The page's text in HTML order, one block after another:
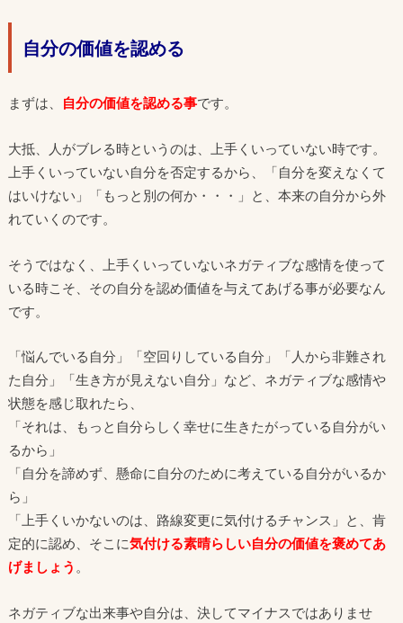
自分の価値を認める
まずは、 自分の価値を認める事です。
大抵、人がブレる時というのは、上手くいっていない時です。
上手くいっていない自分を否定するから、「自分を変えなくて
はいけない」「もっと別の何か・・・」と、本来の自分から外
れていくのです。
そうではなく、上手くいっていないネガティブな感情を使って
いる時こそ、その自分を認め価値を与えてあげる事が必要なん
です。
「悩んでいる自分」「空回りしている自分」「人から非難され
た自分」「生き方が見えない自分」など、ネガティブな感情や
状態を感じ取れたら、
「それは、もっと自分らしく幸せに生きたがっている自分がい
るから」
「自分を諦めず、懸命に自分のために考えている自分がいるか
ら」
「上手くいかないのは、路線変更に気付けるチャンス」と、肯
定的に認め、そこに気付ける素晴らしい自分の価値を褒めてあ
げましょう 。
ネガティブな出来事や自分は、決してマイナスではありませ